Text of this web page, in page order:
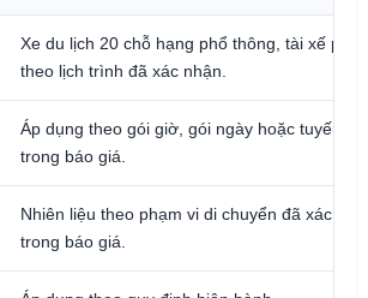
Xe du lịch 20 chỗ hạng phổ thông, tài xế
theo lịch trình đã xác nhận.
Áp dụng theo gói giờ, gói ngày hoặc tuyến
trong báo giá.
Nhiên liệu theo phạm vi di chuyển đã xác
trong báo giá.